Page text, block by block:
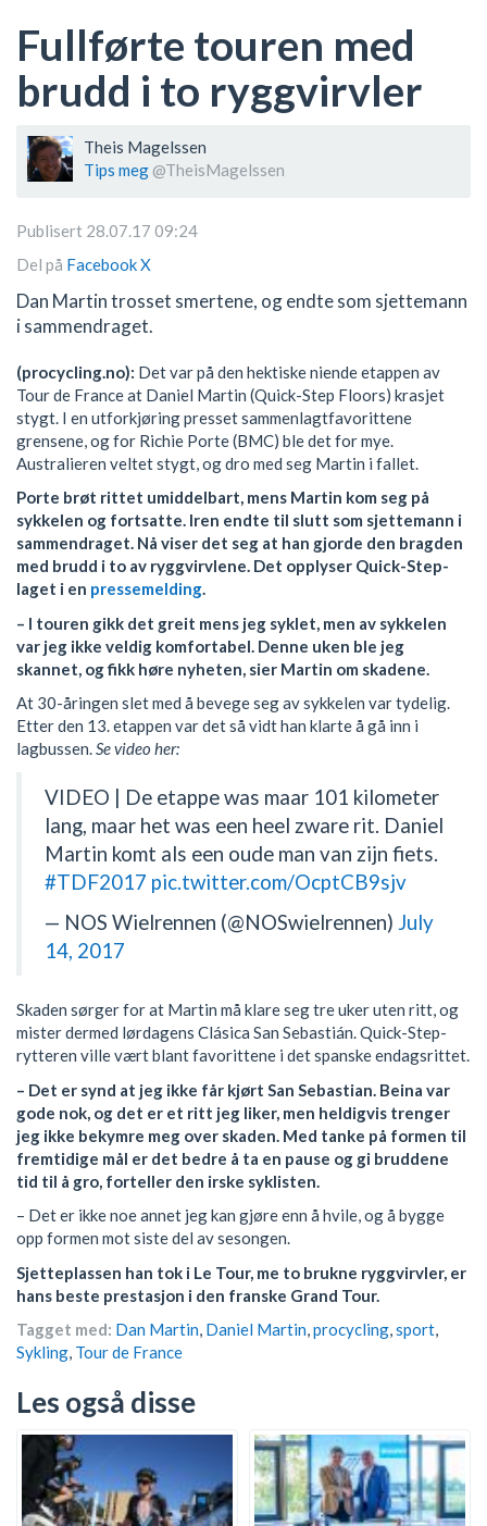
Fullførte touren med
brudd i to ryggvirvler
Theis Magelssen
Tips meg @TheisMagelssen
Publisert 28.07.17 09:24
Del på FacebookX
Dan Martin trosset smertene, og endte som sjettemann
i sammendraget.
(procycling.no): Det var på den hektiske niende etappen av
Tour de France at Daniel Martin (Quick-Step Floors) krasjet
stygt. I en utforkjøring presset sammenlagtfavorittene
grensene, og for Richie Porte (BMC) ble det for mye.
Australieren veltet stygt, og dro med seg Martin i fallet.
Porte brøt rittet umiddelbart, mens Martin kom seg på
sykkelen og fortsatte. Iren endte til slutt som sjettemann i
sammendraget. Nå viser det seg at han gjorde den bragden
med brudd i to av ryggvirvlene. Det opplyser Quick-Step-
laget i en pressemelding.
– I touren gikk det greit mens jeg syklet, men av sykkelen
var jeg ikke veldig komfortabel. Denne uken ble jeg
skannet, og fikk høre nyheten, sier Martin om skadene.
At 30-åringen slet med å bevege seg av sykkelen var tydelig.
Etter den 13. etappen var det så vidt han klarte å gå inn i
lagbussen.Se video her:
VIDEO | De etappe was maar 101 kilometer
lang, maar het was een heel zware rit. Daniel
Martin komt als een oude man van zijn fiets.
#TDF2017 pic.twitter.com/OcptCB9sjv
— NOS Wielrennen (@NOSwielrennen) July
14, 2017
Skaden sørger for at Martin må klare seg tre uker uten ritt, og
mister dermed lørdagens Clásica San Sebastián. Quick-Step-
rytteren ville vært blant favorittene i det spanske endagsrittet.
– Det er synd at jeg ikke får kjørt San Sebastian. Beina var
gode nok, og det er et ritt jeg liker, men heldigvis trenger
jeg ikke bekymre meg over skaden. Med tanke på formen til
fremtidige mål er det bedre å ta en pause og gi bruddene
tid til å gro, forteller den irske syklisten.
– Det er ikke noe annet jeg kan gjøre enn å hvile, og å bygge
opp formen mot siste del av sesongen.
Sjetteplassen han tok i Le Tour, me to brukne ryggvirvler, er
hans beste prestasjon i den franske Grand Tour.
Tagget med: Dan Martin, Daniel Martin,procycling,sport,
Sykling, Tour de France
Les også disse